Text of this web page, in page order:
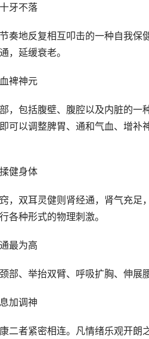
牙不落
奏地反复相互叩击的一种自我保
，延缓衰老。
裨神元
，包括腹壁、腹腔以及内脏的
可以调整脾胃、通和气血、增
健身体
，双耳灵健则肾经通，肾气充
各种形式的物理刺激。
最为高
部、举抬双臂、呼吸扩胸、伸展
加调神
二者紧密相连。凡情绪乐观开